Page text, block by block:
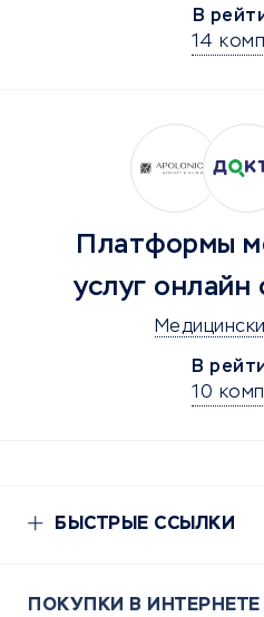
В
14
Платформы
услуг онлайн
В
10
БЫСТРЫЕ ССЫЛКИ
ПОКУПКИ В ИНТЕРНЕТЕ